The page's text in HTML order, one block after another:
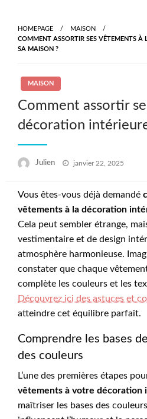
content
HOMEPAGE
MAISON
COMMENT ASSORTIR SES VÊTEMENTS À
SA MAISON ?
MAISON
Comment assortir
décoration
Julien
Posted
janvier 22, 2025
Vous êtes-vous déjà demandé
vêtements à la décoration
Cela peut sembler étrange,
vestimentaire et de design
atmosphère harmonieuse.
constater que chaque
complète les couleurs et les
Découvrez ici des astuces et
atteindre cet équilibre parfait.
Comprendre les bases
des couleurs
L’une des premières étapes
vêtements à votre décoration
maîtriser les bases des